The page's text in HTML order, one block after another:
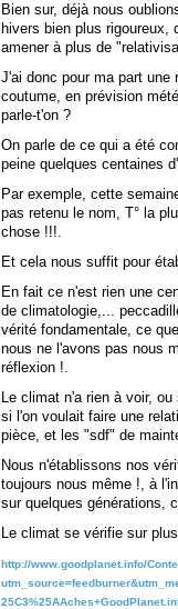
Bien sur, déjà nous
hivers bien plus
amener à plus de
J'ai donc pour ma part
coutume, en prévision
parle-t'on ?
On parle de ce qui a été
peine quelques centaines
Par exemple, cette
pas retenu le nom, T° la
chose !!!.
Et cela nous suffit pour
En fait ce n'est rien une
de climatologie,...
vérité fondamentale, ce
nous ne l'avons pas nous
réflexion !.
Le climat n'a rien à voir,
si l'on voulait faire une
pièce, et les "sdf" de
Nous n'établissons nos
toujours nous même !, à
sur quelques générations,
Le climat se vérifie sur
http://www.goodplanet.info/